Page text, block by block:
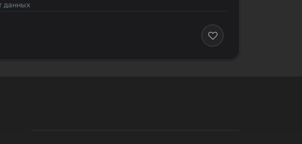
данных